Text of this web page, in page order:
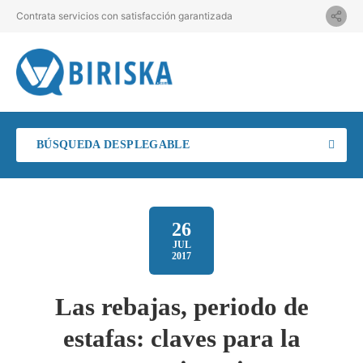
Contrata servicios con satisfacción garantizada
BÚSQUEDA DESPLEGABLE
26
JUL
2017
Las rebajas, periodo de
estafas: claves para la